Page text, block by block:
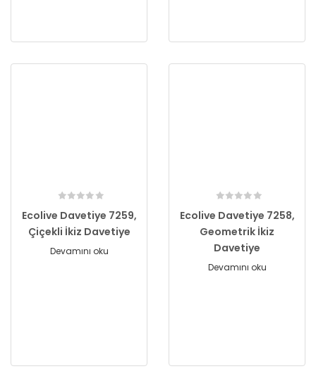
Ecolive Davetiye 7259,
Çiçekli İkiz Davetiye
Devamını oku
Ecolive Davetiye 7258,
Geometrik İkiz
Davetiye
Devamını oku